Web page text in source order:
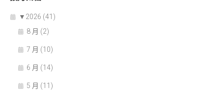
▼ 2026 (41)
8 月 (2)
7 月 (10)
6 月 (14)
5 月 (11)